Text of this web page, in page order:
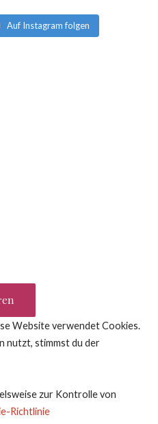
Auf Instagram folgen
Website verwendet Cookies.
nutzt, stimmst du der
zur Kontrolle von
Richtlinie